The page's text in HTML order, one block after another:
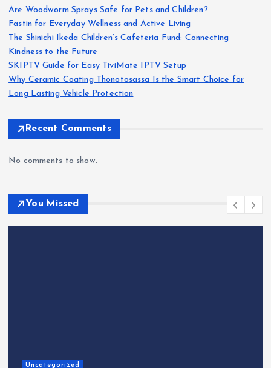
Are Woodworm Sprays Safe for Pets and Children?
Fastin for Everyday Wellness and Active Living
The Shinichi Ikeda Children’s Cafeteria Fund: Connecting
Kindness to the Future
SKIPTV Guide for Easy TiviMate IPTV Setup
Why Ceramic Coating Thonotosassa Is the Smart Choice for
Long Lasting Vehicle Protection
Recent Comments
No comments to show.
You Missed
Uncategorized